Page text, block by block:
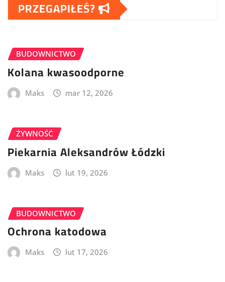
PRZEGAPIŁEŚ?
BUDOWNICTWO
Kolana kwasoodporne
Maks mar 12, 2026
ŻYWNOŚĆ
Piekarnia Aleksandrów Łódzki
Maks lut 19, 2026
BUDOWNICTWO
Ochrona katodowa
Maks lut 17, 2026